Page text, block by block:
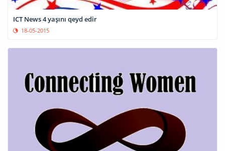
ICT News 4 yaşını qeyd edir
18-05-2015